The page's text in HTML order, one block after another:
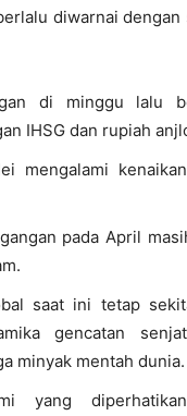
diwarnai
di minggu lalu
IHSG dan rupiah
mengalami
pada April
saat ini tetap
gencatan
minyak mentah dunia.
yang